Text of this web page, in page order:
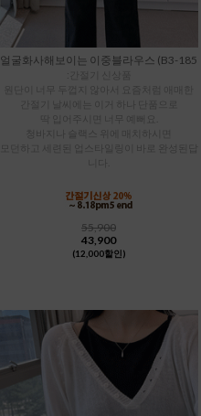
얼굴화사해보이는 이중블라우스 (B3-185
:간절기 신상품
원단이 너무 두껍지 않아서 요즘처럼 애매한
간절기 날씨에는 이거 하나 단품으로
딱 입어주시면 너무 예뻐요.
청바지나 슬랙스 위에 매치하시면
모던하고 세련된 업스타일링이 바로 완성된답
55,900
43,900
(12,000할인)